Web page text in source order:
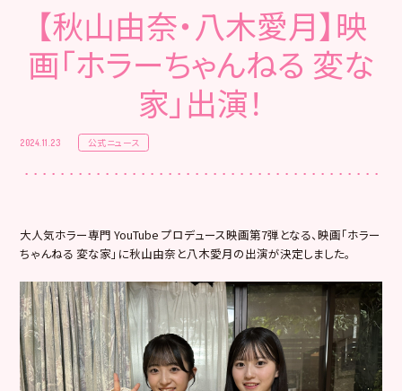
【秋山由奈・八木愛月】映
画「ホラーちゃんねる 変な
家」出演！
2024.11.23 公式ニュース
大人気ホラー専門 YouTube プロデュース映画第7弾となる、映画「ホラー
ちゃんねる 変な家」に秋山由奈と八木愛月の出演が決定しました。